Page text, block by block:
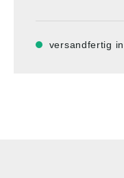
versandfertig